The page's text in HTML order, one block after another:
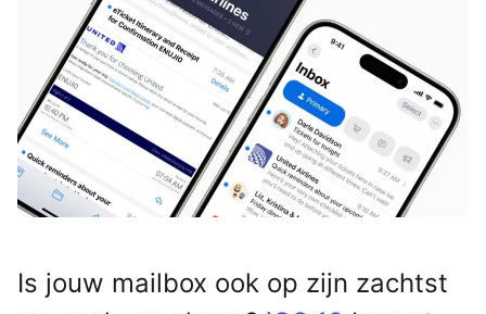
Is jouw mailbox ook op zijn zachtst